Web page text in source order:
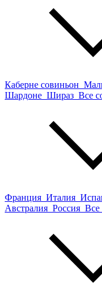
Каберне совиньон
Шардоне Шираз Все
Франция Италия
Австралия Россия Все